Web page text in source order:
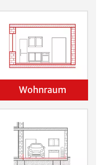
Wohnraum